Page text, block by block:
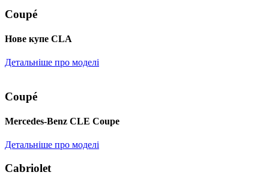
Coupé
Нове купе CLA
Детальніше про моделі
Coupé
Mercedes-Benz CLE Coupe
Детальніше про моделі
Cabriolet